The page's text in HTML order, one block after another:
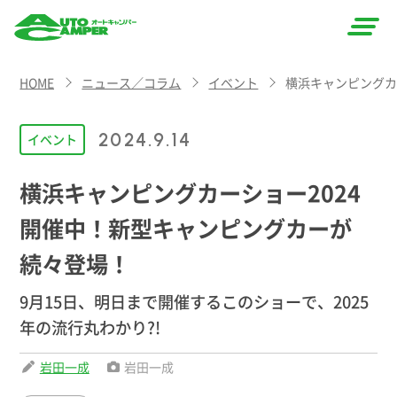
CAMPER
（オート
キャン
パー）
HOME ニュース／コラム イベント 横浜キャンピング
イベント 2024.9.14
横浜キャンピングカーショー2024
開催中！新型キャンピングカーが
続々登場！
9月15日、明日まで開催するこのショーで、2025
年の流行丸わかり?!
岩田一成 岩田一成